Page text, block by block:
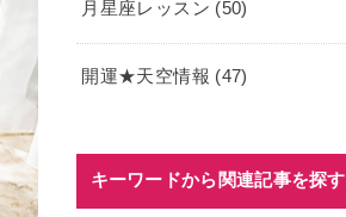
月星座レッスン (50)
開運★天空情報 (47)
キーワードから関連記事を探す